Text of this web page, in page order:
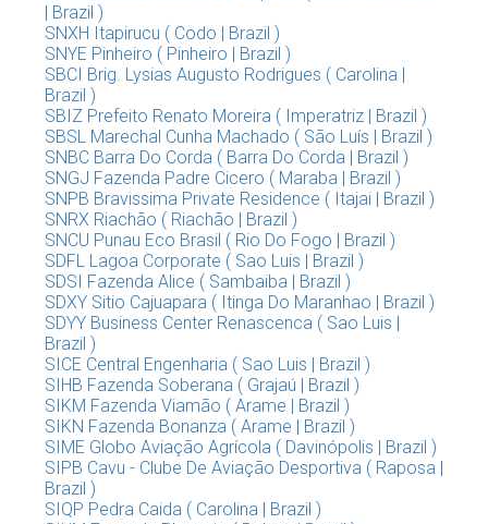
| Brazil )
SNXH Itapirucu ( Codo | Brazil )
SNYE Pinheiro ( Pinheiro | Brazil )
SBCI Brig. Lysias Augusto Rodrigues ( Carolina |
Brazil )
SBIZ Prefeito Renato Moreira ( Imperatriz | Brazil )
SBSL Marechal Cunha Machado ( São Luís | Brazil )
SNBC Barra Do Corda ( Barra Do Corda | Brazil )
SNGJ Fazenda Padre Cicero ( Maraba | Brazil )
SNPB Bravissima Private Residence ( Itajai | Brazil )
SNRX Riachão ( Riachão | Brazil )
SNCU Punau Eco Brasil ( Rio Do Fogo | Brazil )
SDFL Lagoa Corporate ( Sao Luis | Brazil )
SDSI Fazenda Alice ( Sambaiba | Brazil )
SDXY Sitio Cajuapara ( Itinga Do Maranhao | Brazil )
SDYY Business Center Renascenca ( Sao Luis |
Brazil )
SICE Central Engenharia ( Sao Luis | Brazil )
SIHB Fazenda Soberana ( Grajaú | Brazil )
SIKM Fazenda Viamão ( Arame | Brazil )
SIKN Fazenda Bonanza ( Arame | Brazil )
SIME Globo Aviação Agrícola ( Davinópolis | Brazil )
SIPB Cavu - Clube De Aviação Desportiva ( Raposa |
Brazil )
SIQP Pedra Caida ( Carolina | Brazil )